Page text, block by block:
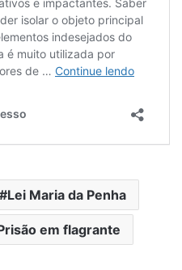
Lei Maria da Penha
em flagrante